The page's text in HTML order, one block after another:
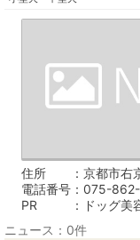
住所
京都市右
電話番号
075-
PR
ドッグ美
ニュース：0件